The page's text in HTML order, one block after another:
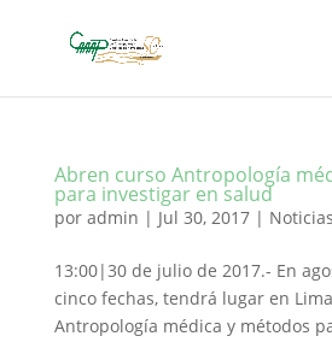
Abren curso Antropología
para investigar en salud
por admin | Jul 30, 2017| Noticias
13:00|30 de julio de 2017.- En
cinco fechas, tendrá lugar en
Antropología médica y métodos